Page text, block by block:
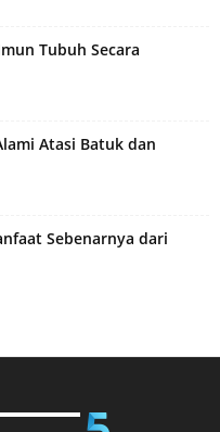
Tubuh Secara
Atasi Batuk dan
Sebenarnya dari